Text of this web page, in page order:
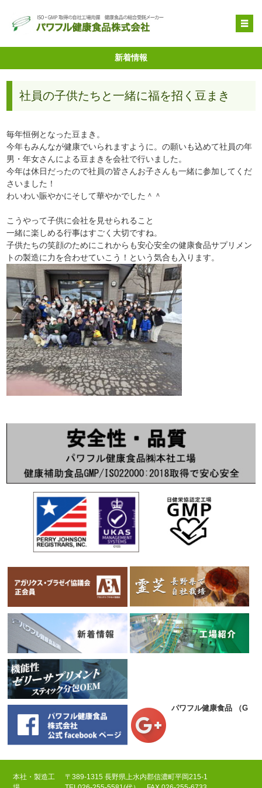
OEM受託製造
原料提供
品質管理・取得特許
企業情報
新着情報
社員の子供たちと一緒に福を招く豆まき
毎年恒例となった豆まき。
今年もみんなが健康でいられますように。の願いも込めて社員の年
男・年女さんによる豆まきを会社で行いました。
今年は休日だったので社員の皆さんお子さんも一緒に参加してくだ
さいました！
わいわい賑やかにそして華やかでした＾＾
こうやって子供に会社を見せられること
一緒に楽しめる行事はすごく大切ですね。
子供たちの笑顔のためにこれからも安心安全の健康食品サプリメン
トの製造に力を合わせていこう！という気合も入ります。
パワフル健康食品 （
本社・製造工
〒389-1315 長野県上水内郡信濃町平岡215-1